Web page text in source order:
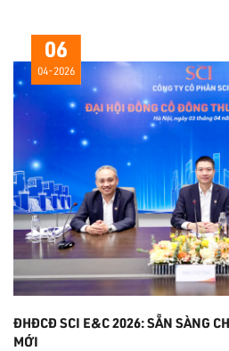
ĐHĐCĐ SCI E&C 2026: SẴN SÀNG
MỚI
06
04-2026